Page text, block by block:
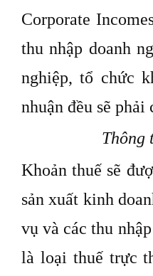
Corporate
thu nhập doanh
nghiệp, tổ chức
nhuận đều sẽ
Thông
Khoản thuế sẽ
sản xuất kinh
vụ và các thu
là loại thuế trực